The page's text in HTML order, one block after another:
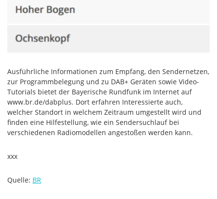
Ausführliche Informationen zum Empfang, den Sendernetzen,
zur Programmbelegung und zu DAB+ Geräten sowie Video-
Tutorials bietet der Bayerische Rundfunk im Internet auf
www.br.de/dabplus. Dort erfahren Interessierte auch,
welcher Standort in welchem Zeitraum umgestellt wird und
finden eine Hilfestellung, wie ein Sendersuchlauf bei
verschiedenen Radiomodellen angestoßen werden kann.
xxx
Quelle: BR